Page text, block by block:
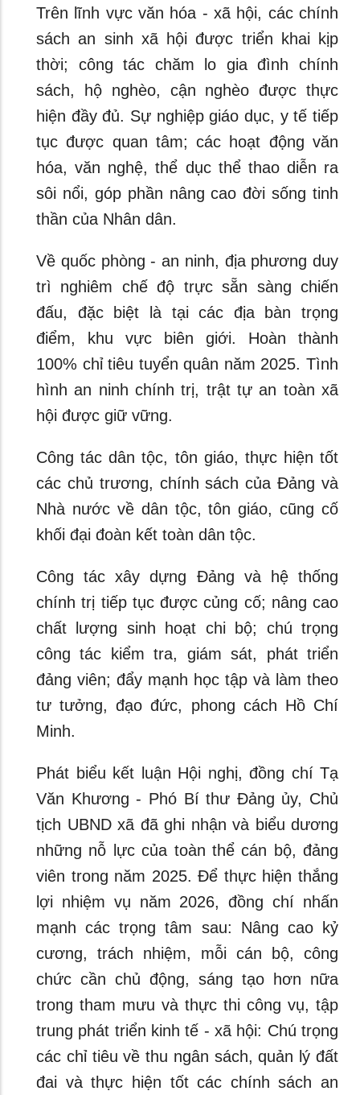
Trên lĩnh vực văn hóa - xã hội, các chính
sách an sinh xã hội được triển khai kịp
thời; công tác chăm lo gia đình chính
sách, hộ nghèo, cận nghèo được thực
hiện đầy đủ. Sự nghiệp giáo dục, y tế tiếp
tục được quan tâm; các hoạt động văn
hóa, văn nghệ, thể dục thể thao diễn ra
sôi nổi, góp phần nâng cao đời sống tinh
thần của Nhân dân.
Về quốc phòng - an ninh, địa phương duy
trì nghiêm chế độ trực sẵn sàng chiến
đấu, đặc biệt là tại các địa bàn trọng
điểm, khu vực biên giới. Hoàn thành
100% chỉ tiêu tuyển quân năm 2025. Tình
hình an ninh chính trị, trật tự an toàn xã
hội được giữ vững.
Công tác dân tộc, tôn giáo, thực hiện tốt
các chủ trương, chính sách của Đảng và
Nhà nước về dân tộc, tôn giáo, cũng cố
khối đại đoàn kết toàn dân tộc.
Công tác xây dựng Đảng và hệ thống
chính trị tiếp tục được củng cố; nâng cao
chất lượng sinh hoạt chi bộ; chú trọng
công tác kiểm tra, giám sát, phát triển
đảng viên; đẩy mạnh học tập và làm theo
tư tưởng, đạo đức, phong cách Hồ Chí
Minh.
Phát biểu kết luận Hội nghị, đồng chí Tạ
Văn Khương - Phó Bí thư Đảng ủy, Chủ
tịch UBND xã đã ghi nhận và biểu dương
những nỗ lực của toàn thể cán bộ, đảng
viên trong năm 2025. Để thực hiện thắng
lợi nhiệm vụ năm 2026, đồng chí nhấn
mạnh các trọng tâm sau: Nâng cao kỷ
cương, trách nhiệm, mỗi cán bộ, công
chức cần chủ động, sáng tạo hơn nữa
trong tham mưu và thực thi công vụ, tập
trung phát triển kinh tế - xã hội: Chú trọng
các chỉ tiêu về thu ngân sách, quản lý đất
đai và thực hiện tốt các chính sách an